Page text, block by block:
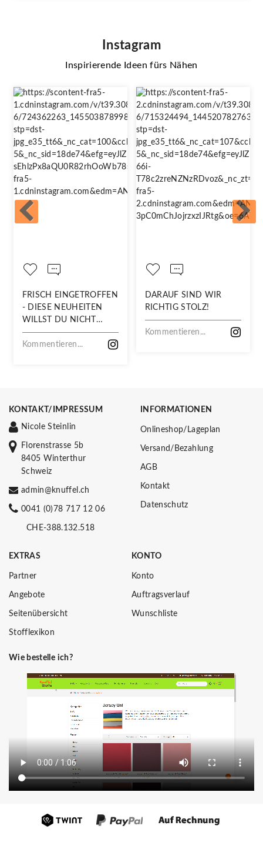
Instagram
Inspirierende Ideen fürs Nähen
FRISCH EINGETROFFEN
- DIESE NEUHEITEN
WILLST DU NICHT
VERPASSEN!
Kommentieren...
DARAUF SIND WIR
RICHTIG STOLZ!
Kommentieren...
KONTAKT/IMPRESSUM
Nicole Steinlin
Florenstrasse 5b
8405 Winterthur
Schweiz
admin@knuffel.ch
0041 (0)78 717 12 06
CHE-388.132.518
INFORMATIONEN
Onlineshop/Lageplan
Versand/Bezahlung
AGB
Kontakt
Datenschutz
EXTRAS
Partner
Angebote
Seitenübersicht
Stofflexikon
KONTO
Konto
Auftragsverlauf
Wunschliste
Wie bestelle ich?